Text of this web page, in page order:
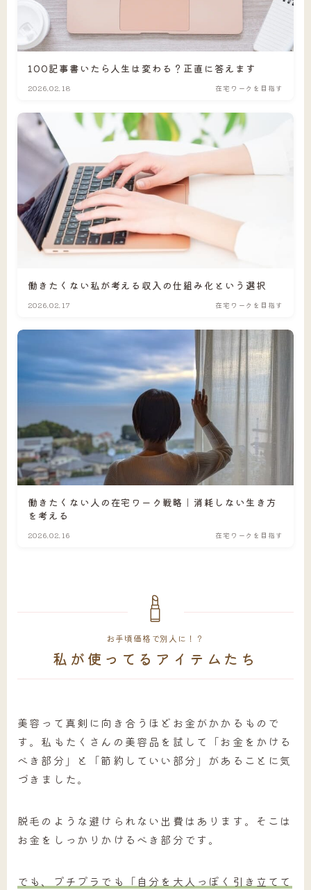
100記事書いたら人生は変わる？正直に答えます
2026.02.18 在宅ワークを目指す
働きたくない私が考える収入の仕組み化という選択
2026.02.17 在宅ワークを目指す
働きたくない人の在宅ワーク戦略｜消耗しない生き方
を考える
2026.02.16 在宅ワークを目指す
お手頃価格で別人に！？
私が使ってるアイテムたち
美容って真剣に向き合うほどお金がかかるもので
す。私もたくさんの美容品を試して「お金をかける
べき部分」と「節約していい部分」があることに気
づきました。
脱毛のような避けられない出費はあります。そこは
お金をしっかりかけるべき部分です。
でも、プチプラでも「自分を大人っぽく引き立てて